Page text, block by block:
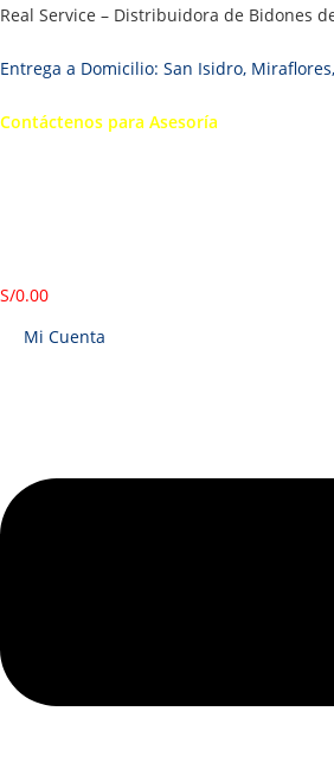
Ir
contenido
Real Service – Distribuidora de Bidones
Entrega a Domicilio: San Isidro,
Contáctenos para Asesoría
S/0.00
Mi Cuenta